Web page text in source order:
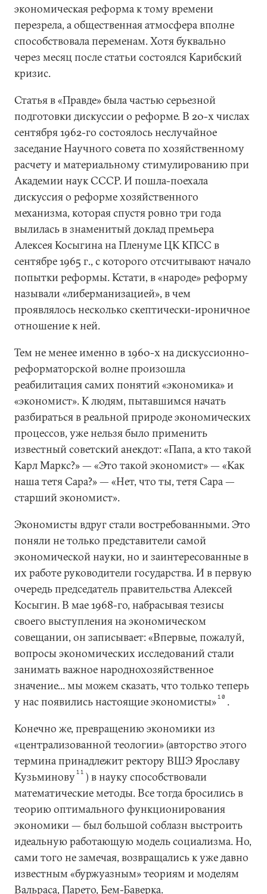
экономическая реформа к тому времени
перезрела, а общественная атмосфера вполне
способствовала переменам. Хотя буквально
через месяц после статьи состоялся Карибский
кризис.
Статья в «Правде» была частью серьезной
подготовки дискуссии о реформе. В 20-х числах
сентября 1962-го состоялось неслучайное
заседание Научного совета по хозяйственному
расчету и материальному стимулированию при
Академии наук СССР. И пошла-поехала
дискуссия о реформе хозяйственного
механизма, которая спустя ровно три года
вылилась в знаменитый доклад премьера
Алексея Косыгина на Пленуме ЦК КПСС в
сентябре 1965 г., с которого отсчитывают начало
попытки реформы. Кстати, в «народе» реформу
называли «либерманизацией», в чем
проявлялось несколько скептически-ироничное
отношение к ней.
Тем не менее именно в 1960-х на дискуссионно-
реформаторской волне произошла
реабилитация самих понятий «экономика» и
«экономист». К людям, пытавшимся начать
разбираться в реальной природе экономических
процессов, уже нельзя было применить
известный советский анекдот: «Папа, а кто такой
Карл Маркс?» — «Это такой экономист» — «Как
наша тетя Сара?» — «Нет, что ты, тетя Сара —
старший экономист».
Экономисты вдруг стали востребованными. Это
поняли не только представители самой
экономической науки, но и заинтересованные в
их работе руководители государства. И в первую
очередь председатель правительства Алексей
Косыгин. В мае 1968-го, набрасывая тезисы
своего выступления на экономическом
совещании, он записывает: «Впервые, пожалуй,
вопросы экономических исследований стали
занимать важное народнохозяйственное
значение... мы можем сказать, что только теперь
у нас появились настоящие экономисты»10 .
Конечно же, превращению экономики из
«централизованной теологии» (авторство этого
термина принадлежит ректору ВШЭ Ярославу
Кузьминову11 ) в науку способствовали
математические методы. Все тогда бросились в
теорию оптимального функционирования
экономики — был большой соблазн выстроить
идеальную работающую модель социализма. Но,
сами того не замечая, возвращались к уже давно
известным «буржуазным» теориям и моделям
Вальраса, Парето, Бем-Баверка.